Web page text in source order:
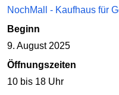
NochMall - Kaufhaus für
Beginn
9. August 2025
Öffnungszeiten
10 bis 18 Uhr